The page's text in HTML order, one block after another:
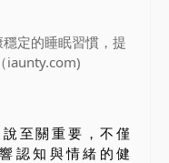
至關重要，不僅
認知與情緒的健